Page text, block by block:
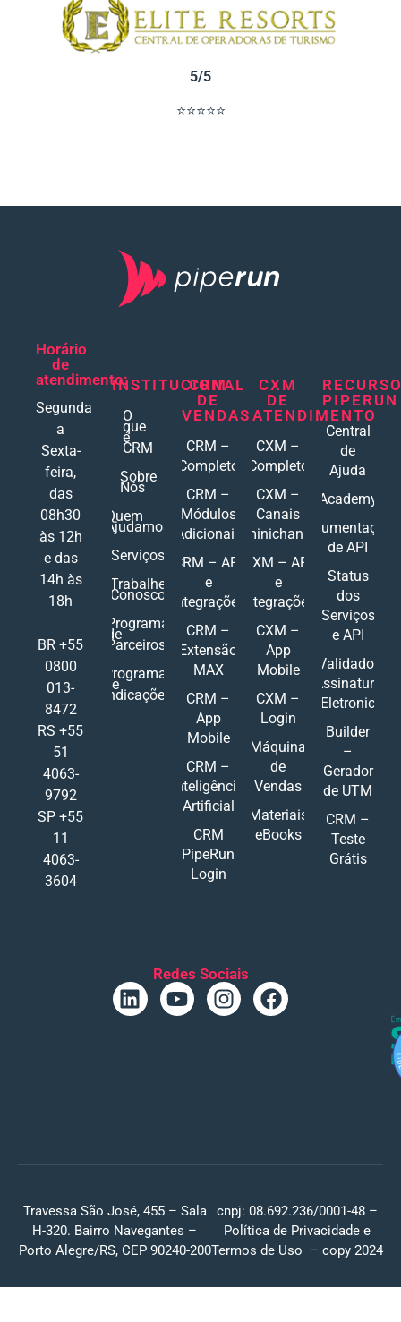
5/5
⭐⭐⭐⭐⭐
Horário
de
atendimento:
Segunda
a
Sexta-
feira,
das
08h30
às 12h
e das
14h às
18h
BR +55
0800
013-
8472
RS +55
51
4063-
9792
SP +55
11
4063-
3604
INSTITUCIONAL
O
que
é
CRM
Sobre
Nós
Quem
Ajudamos
Serviços
Trabalhe
Conosco
Programa
de
Parceiros
Programa
de
Indicações
CRM
DE
VENDAS
CRM –
Completo
CRM –
Módulos
Adicionais
CRM – API
e
Integrações
CRM –
Extensão
MAX
CRM –
App
Mobile
CRM –
Inteligência
Artificial
CRM
PipeRun
Login
CXM
DE
ATENDIMENTO
CXM –
Completo
CXM –
Canais
Ominichannel
CXM – API
e
Integrações
CXM –
App
Mobile
CXM –
Login
Máquina
de
Vendas
Materiais
eBooks
PIPERUN
Central
de
Ajuda
Academy
Documentações
de API
Status
dos
Serviços
e API
Validador
Assinatura
Eletronic
Builder
–
Gerador
de UTM
CRM –
Teste
Grátis
Redes Sociais
Travessa São José, 455 – Sala
H-320. Bairro Navegantes –
Porto Alegre/RS, CEP 90240-200
cnpj: 08.692.236/0001-48 –
Política de Privacidade e
Termos de Uso – copy 2024